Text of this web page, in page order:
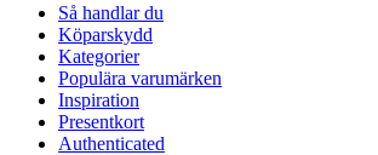
Så handlar du
Köparskydd
Kategorier
Populära varumärken
Inspiration
Presentkort
Authenticated